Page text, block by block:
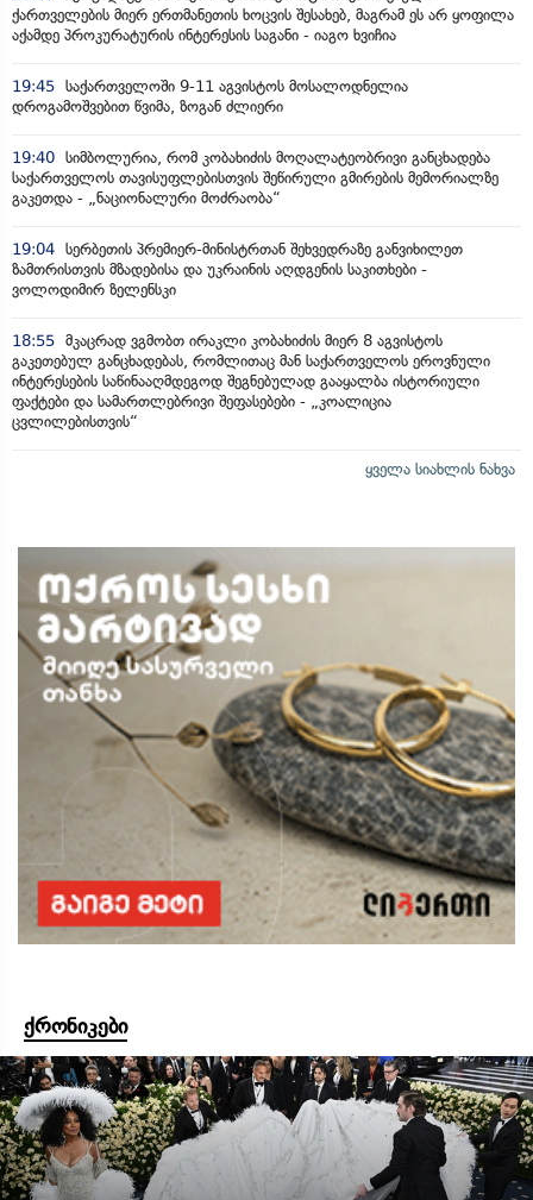
ქართველების მიერ ერთმანეთის ხოცვის შესახებ, მაგრამ ეს არ ყოფილა
აქამდე პროკურატურის ინტერესის საგანი - იაგო ხვიჩია
19:45 საქართველოში 9-11 აგვისტოს მოსალოდნელია
დროგამოშვებით წვიმა, ზოგან ძლიერი
19:40 სიმბოლურია, რომ კობახიძის მოღალატეობრივი განცხადება
საქართველოს თავისუფლებისთვის შეწირული გმირების მემორიალზე
გაკეთდა - „ნაციონალური მოძრაობა“
19:04 სერბეთის პრემიერ-მინისტრთან შეხვედრაზე განვიხილეთ
ზამთრისთვის მზადებისა და უკრაინის აღდგენის საკითხები -
ვოლოდიმირ ზელენსკი
18:55 მკაცრად ვგმობთ ირაკლი კობახიძის მიერ 8 აგვისტოს
გაკეთებულ განცხადებას, რომლითაც მან საქართველოს ეროვნული
ინტერესების საწინააღმდეგოდ შეგნებულად გააყალბა ისტორიული
ფაქტები და სამართლებრივი შეფასებები - „კოალიცია
ცვლილებისთვის“
ყველა სიახლის ნახვა
ქრონიკები